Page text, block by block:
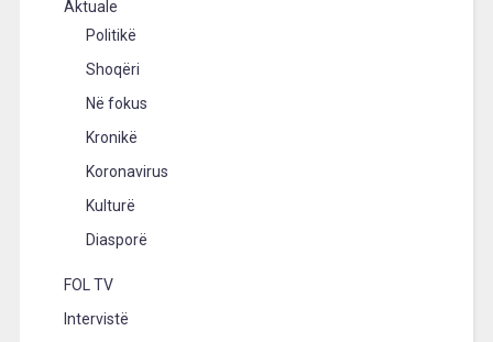
Aktuale
Politikë
Shoqëri
Në fokus
Kronikë
Koronavirus
Kulturë
Diasporë
FOL TV
Intervistë